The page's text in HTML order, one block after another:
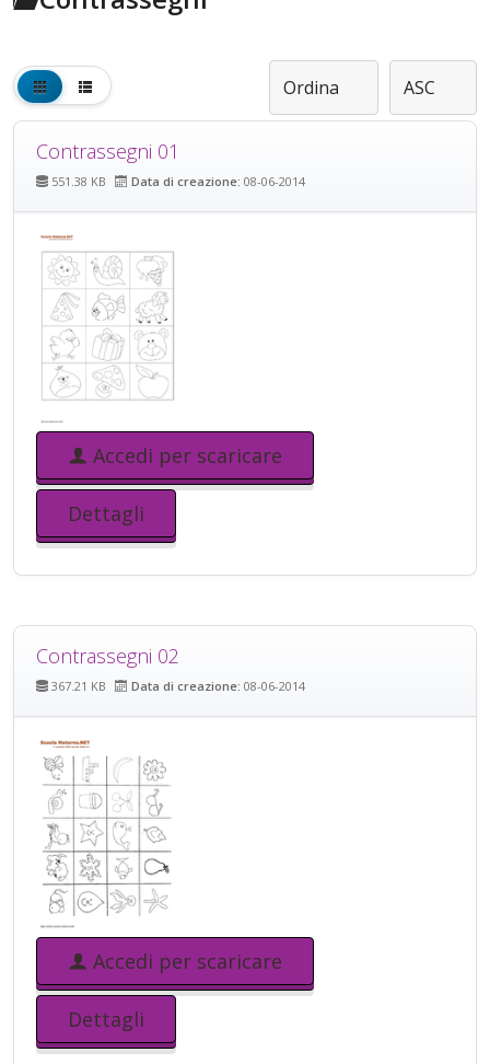
Contrassegni 01
551.38 KB Data di creazione: 08-06-2014
Accedi per scaricare
Dettagli
Contrassegni 02
367.21 KB Data di creazione: 08-06-2014
Accedi per scaricare
Dettagli